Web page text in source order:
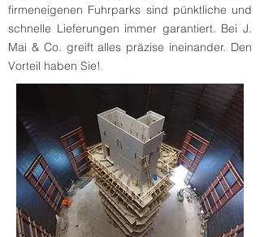
firmeneigenen Fuhrparks sind pünktliche und
schnelle Lieferungen immer garantiert. Bei J.
Mai & Co. greift alles präzise ineinander. Den
Vorteil haben Sie!